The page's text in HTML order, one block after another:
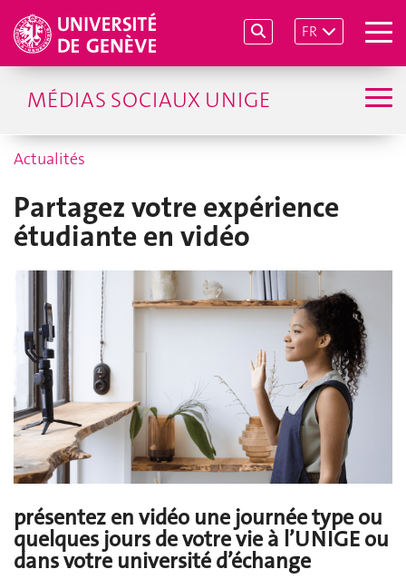
FR
MÉDIAS SOCIAUX UNIGE
Actualités
Partagez votre expérience
étudiante en vidéo
présentez en vidéo une journée type ou
quelques jours de votre vie à l’UNIGE ou
dans votre université d’échange